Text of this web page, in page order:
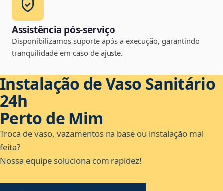
Assistência pós-serviço
Disponibilizamos suporte após a execução, garantindo
tranquilidade em caso de ajuste.
Instalação de Vaso Sanitário
24h
Perto de Mim
Troca de vaso, vazamentos na base ou instalação mal
feita?
Nossa equipe soluciona com rapidez!